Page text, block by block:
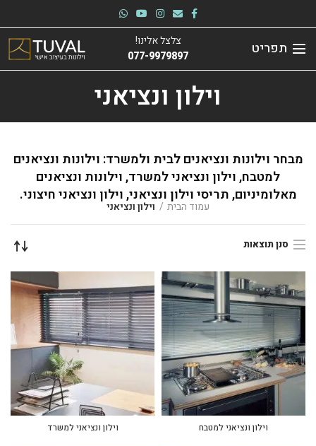
תפריט
צלצל אלינו!
077-9979897
וילון ונציאני
מבחר וילונות ונציאנים לבית ולמשרד: וילונות ונציאנים
למטבח, וילון ונציאני למשרד, וילונות ונציאנים
מאלומיניום, תריסי וילון ונציאני, וילון ונציאני חיצוני.
עמוד הבית וילון ונציאני
סנן תוצאות
וילון ונציאני למטבח וילון ונציאני למשרד